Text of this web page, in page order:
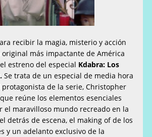
recibir la magia, misterio y acción
más impactante de América
estreno del especial Kdabra: Los
Se trata de un especial de media hora
de la serie, Christopher
reúne los elementos esenciales
el maravilloso mundo recreado en la
detrás de escena, el making of de los
y un adelanto exclusivo de la